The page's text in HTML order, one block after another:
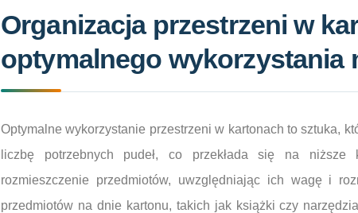
Organizacja przestrzeni w
optymalnego wykorzystania
Optymalne wykorzystanie przestrzeni w kartonach to sztuka,
liczbę potrzebnych pudeł, co przekłada się na niższe
rozmieszczenie przedmiotów, uwzględniając ich wagę i
przedmiotów na dnie kartonu, takich jak książki czy